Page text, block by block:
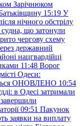
Зарічнюком
15:19 У
нічного обстрілу
що затонули
чергову схему
державний
нацгвардійці
11:48 Ворог
Одеси:
ОНОВЛЕНО 10:54
в Одесі затримали
09:51 Пакунок
заявки на виплату